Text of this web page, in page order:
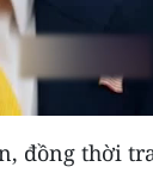
đồng thời